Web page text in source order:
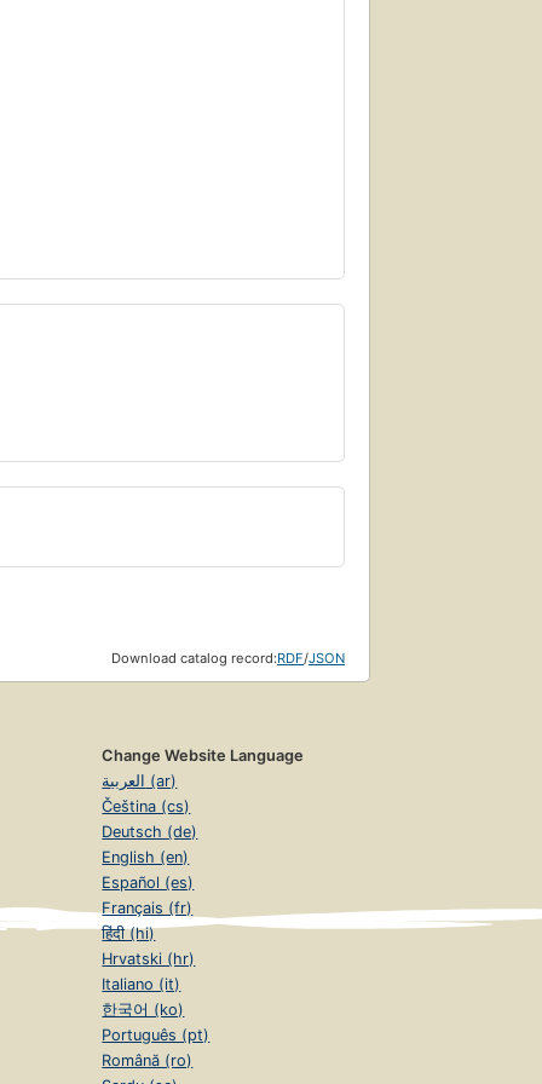
Download catalog record:RDF/JSON
Change Website Language
العربية (ar)
Čeština (cs)
Deutsch (de)
English (en)
Español (es)
Français (fr)
हिंदी (hi)
Hrvatski (hr)
Italiano (it)
한국어 (ko)
Português (pt)
Română (ro)